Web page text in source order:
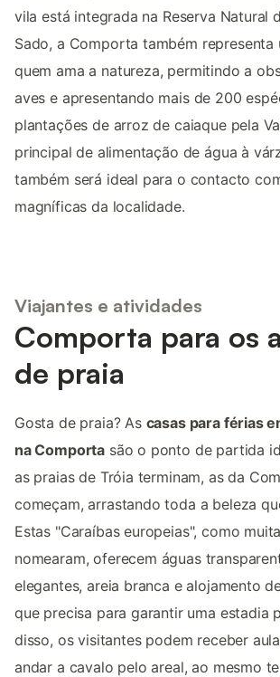
vila está integrada na Reserva Natural
Sado, a Comporta também representa
quem ama a natureza, permitindo a
aves e apresentando mais de 200
plantações de arroz de caiaque pela
principal de alimentação de água à
também será ideal para o contacto
magníficas da localidade.
Viajantes e atividades
Comporta para os
de praia
Gosta de praia? As casas para férias
na Comporta são o ponto de partida
as praias de Tróia terminam, as da
começam, arrastando toda a beleza
Estas "Caraíbas europeias", como
nomearam, oferecem águas
elegantes, areia branca e alojamento
que precisa para garantir uma estadia
disso, os visitantes podem receber
andar a cavalo pelo areal, ao mesmo